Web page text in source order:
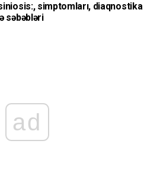
simptomları, diaqnostika
səbəbləri
ad